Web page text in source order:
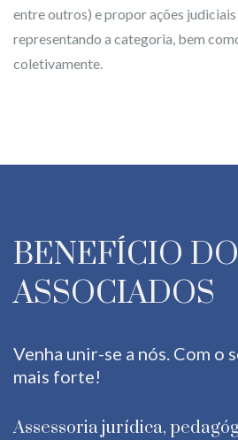
entre outros) e propor ações
representando a categoria, bem
coletivamente.
BENEFÍCIO
ASSOCIADOS
Venha unir-se a nós. Com o
mais forte!
Assessoria jurídica,